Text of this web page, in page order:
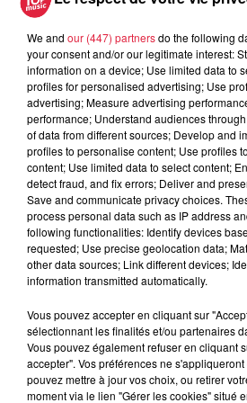
5 août 2026
Europa-Park :
l’après Euro-Mir
Dans la même série
vendredi 21
La minute sport en
We and our (447) partnersdo the following
your consent and/or our legitimate interest:
information on a device; Use limited data to
profiles for personalised advertising; Use
advertising; Measure advertising
performance; Understand audiences
of data from different sources; Develop and
profiles to personalise content; Use profiles
content; Use limited data to select content;
detect fraud, and fix errors; Deliver and
Save and communicate privacy choices.
process personal data such as IP address
following functionalities: Identify devices
requested; Use precise geolocation data;
other data sources; Link different devices;
information transmitted automatically.
Vous pouvez accepter en cliquant sur
sélectionnant les finalités et/ou partenaires
Vous pouvez également refuser en cliquant
accepter". Vos préférences ne
pouvez mettre à jour vos choix, ou retirer
moment via le lien "Gérer les cookies" situé